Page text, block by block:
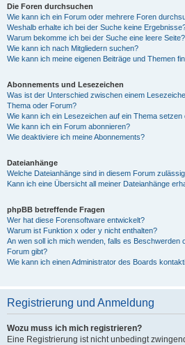
Die Foren durchsuchen
Wie kann ich ein Forum oder mehrere Foren
Weshalb erhalte ich bei der Suche keine
Warum bekomme ich bei der Suche eine leere Seite?
Wie kann ich nach Mitgliedern suchen?
Wie kann ich meine eigenen Beiträge und Themen
Abonnements und Lesezeichen
Was ist der Unterschied zwischen einem
Thema oder Forum?
Wie kann ich ein Lesezeichen auf ein Thema
Wie kann ich ein Forum abonnieren?
Wie deaktiviere ich meine Abonnements?
Dateianhänge
Welche Dateianhänge sind in diesem Forum
Kann ich eine Übersicht all meiner Dateianhänge
phpBB betreffende Fragen
Wer hat diese Forensoftware entwickelt?
Warum ist Funktion x oder y nicht enthalten?
An wen soll ich mich wenden, falls es Beschwerden
Forum gibt?
Wie kann ich einen Administrator des Boards
Registrierung und Anmeldung
Wozu muss ich mich registrieren?
Eine Registrierung ist nicht unbedingt